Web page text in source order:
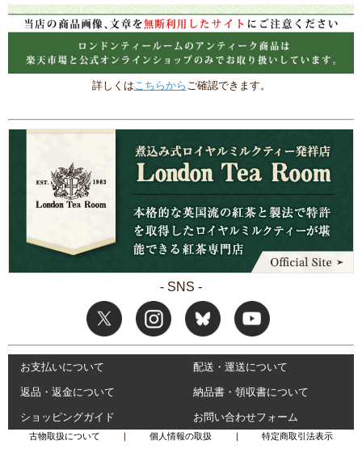
詳しくはこちらから ご確認できます。
- SNS -
お支払いについて 配送・運送について
返品・返金について 納品書・領収書について
ショッピングガイド お問い合わせフォーム
古物取扱について | 個人情報の取扱 | 特定商取引法表示